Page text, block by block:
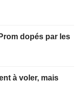
dopés par les
à voler, mais